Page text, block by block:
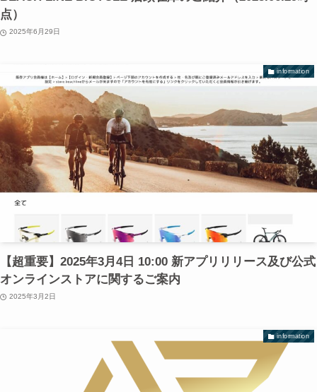
点）
2025年6月29日
information
【超重要】2025年3月4日 10:00 新アプリリリース及び公式
オンラインストアに関するご案内
2025年3月2日
information